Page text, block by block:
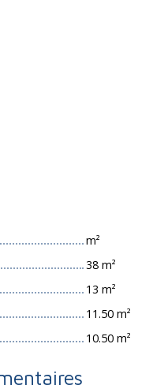
m²
38 m²
13 m²
11.50 m²
10.50 m²